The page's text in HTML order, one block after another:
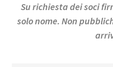
Su richiesta dei soci
solo nome. Non